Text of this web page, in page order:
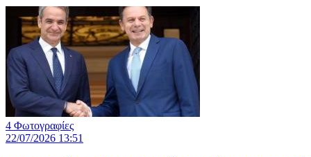
4 Φωτογραφίες
22/07/2026 13:51